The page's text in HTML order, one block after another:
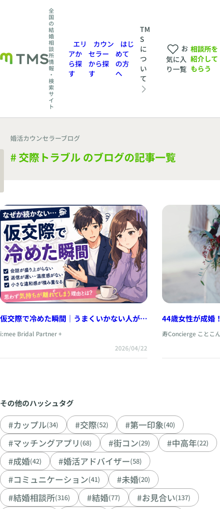
全
国
の
結
婚
相
談
所
情
報
・
検
索
サ
イ
ト
エリ
アか
ら探
す
カウン
セラー
から探
す
はじ
めて
の方
へ
TM
S
に
つ
い
て
お
気に入
り一覧
相談所を
紹介して
もらう
婚活カウンセラーブログ
# 交際トラブル のブログの記事一覧
仮交際で冷めた瞬間｜うまくいかない人が無
i:mee Bridal Partner +
2026/04/22
44歳女性が成婚
寿Concierge ことこ
その他のハッシュタグ
#カップル(34) #交際(52) #第一印象(40)
#マッチングアプリ (68) #街コン(29) #中高年(22)
#成婚(42) #婚活アドバイザー(58)
#コミュニケーション(41) #未婚(20)
#結婚相談所(316) #結婚(77) #お見合い(137)